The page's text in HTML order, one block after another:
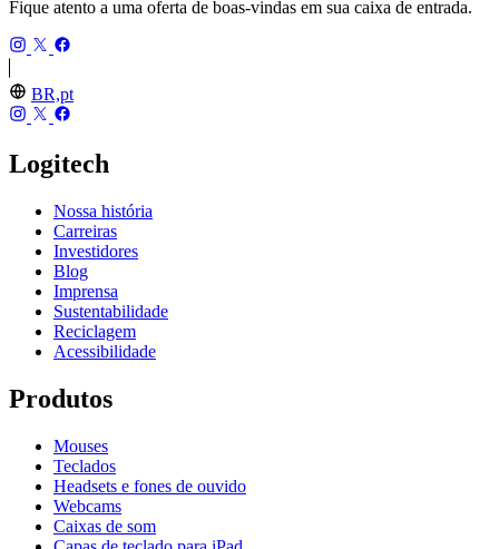
Fique atento a uma oferta de boas-vindas em sua caixa de entrada.
BR,pt
Logitech
Nossa história
Carreiras
Investidores
Blog
Imprensa
Sustentabilidade
Reciclagem
Acessibilidade
Produtos
Mouses
Teclados
Headsets e fones de ouvido
Webcams
Caixas de som